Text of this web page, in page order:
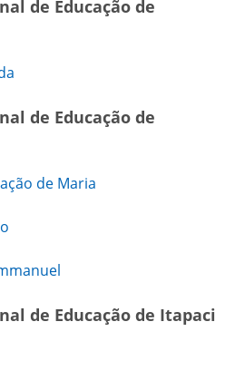
de Educação de
de Educação de
de Maria
de Educação de Itapaci